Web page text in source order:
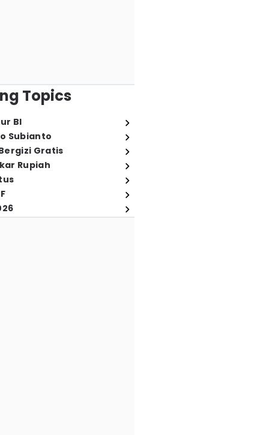
Topics
BI
Subianto
Gratis
Rupiah